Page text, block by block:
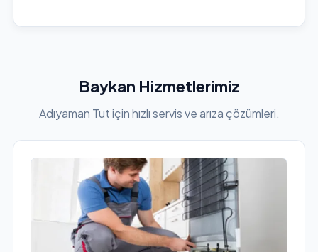
Baykan Hizmetlerimiz
Adıyaman Tut için hızlı servis ve arıza çözümleri.